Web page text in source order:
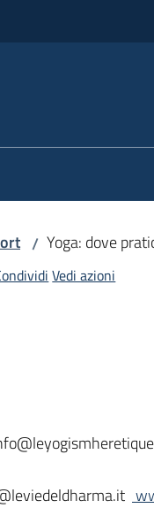
/ Yoga: dove
Vedi azioni